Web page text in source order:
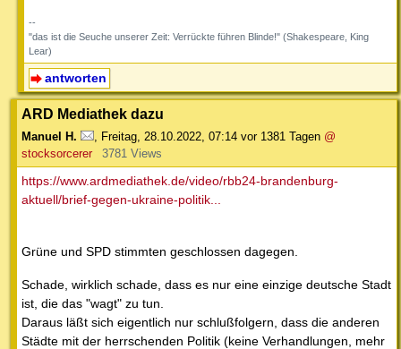
--
"das ist die Seuche unserer Zeit: Verrückte führen Blinde!" (Shakespeare, King
Lear)
antworten
ARD Mediathek dazu
Manuel H. Freitag, 28.10.2022, 07:14 vor 1381 Tagen @
stocksorcerer
3781 Views
https://www.ardmediathek.de/video/rbb24-brandenburg-
aktuell/brief-gegen-ukraine-politik...
Grüne und SPD stimmten geschlossen dagegen.
Schade, wirklich schade, dass es nur eine einzige deutsche Stadt
ist, die das "wagt" zu tun.
Daraus läßt sich eigentlich nur schlußfolgern, dass die anderen
Städte mit der herrschenden Politik (keine Verhandlungen, mehr